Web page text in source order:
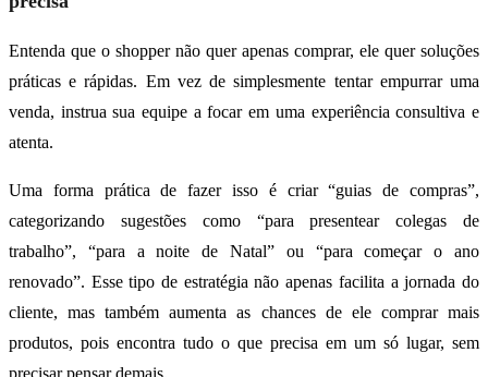
Entenda que o shopper não quer apenas comprar, ele quer soluções
práticas e rápidas. Em vez de simplesmente tentar empurrar uma
venda, instrua sua equipe a focar em uma experiência consultiva e
atenta.
Uma forma prática de fazer isso é criar “guias de compras”,
categorizando sugestões como “para presentear colegas de
trabalho”, “para a noite de Natal” ou “para começar o ano
renovado”. Esse tipo de estratégia não apenas facilita a jornada do
cliente, mas também aumenta as chances de ele comprar mais
produtos, pois encontra tudo o que precisa em um só lugar, sem